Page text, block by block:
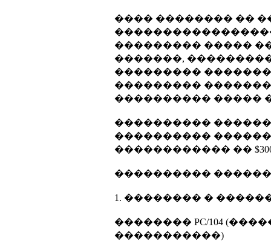
���� �������� ��
��������� �����
�������,
���������
���������
���������� �����
����������
����������
������������ ��
����������
1. �������� �
�������� PC/104
�����������)